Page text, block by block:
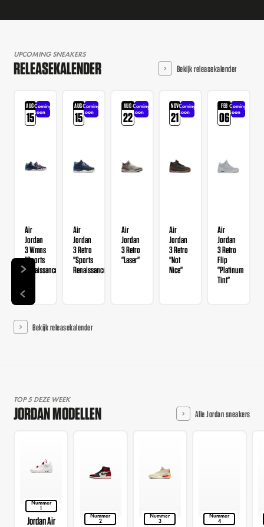
UPCOMING SNEAKERS
RELEASEKALENDER Bekijk releasekalender
AUG
15
Coming
soon
Air
Jordan
3 Wmns
"Sports
Renaissance"
AUG
15
Coming
soon
Air
Jordan
3 Retro
"Sports
Renaissance"
AUG
22
Coming
soon
Air
Jordan
3 Retro
"Laser"
NOV
21
Coming
soon
Air
Jordan
3 Retro
"Not
Nice"
FEB
06
Coming
soon
Air
Jordan
3 Retro
Flip
"Platinum
Tint"
Bekijk releasekalender
TOP 5 DEZE WEEK
JORDAN MODELLEN Alle Jordan sneakers
Nummer
1
Jordan Air
Nummer
2
Nummer
3
Nummer
4